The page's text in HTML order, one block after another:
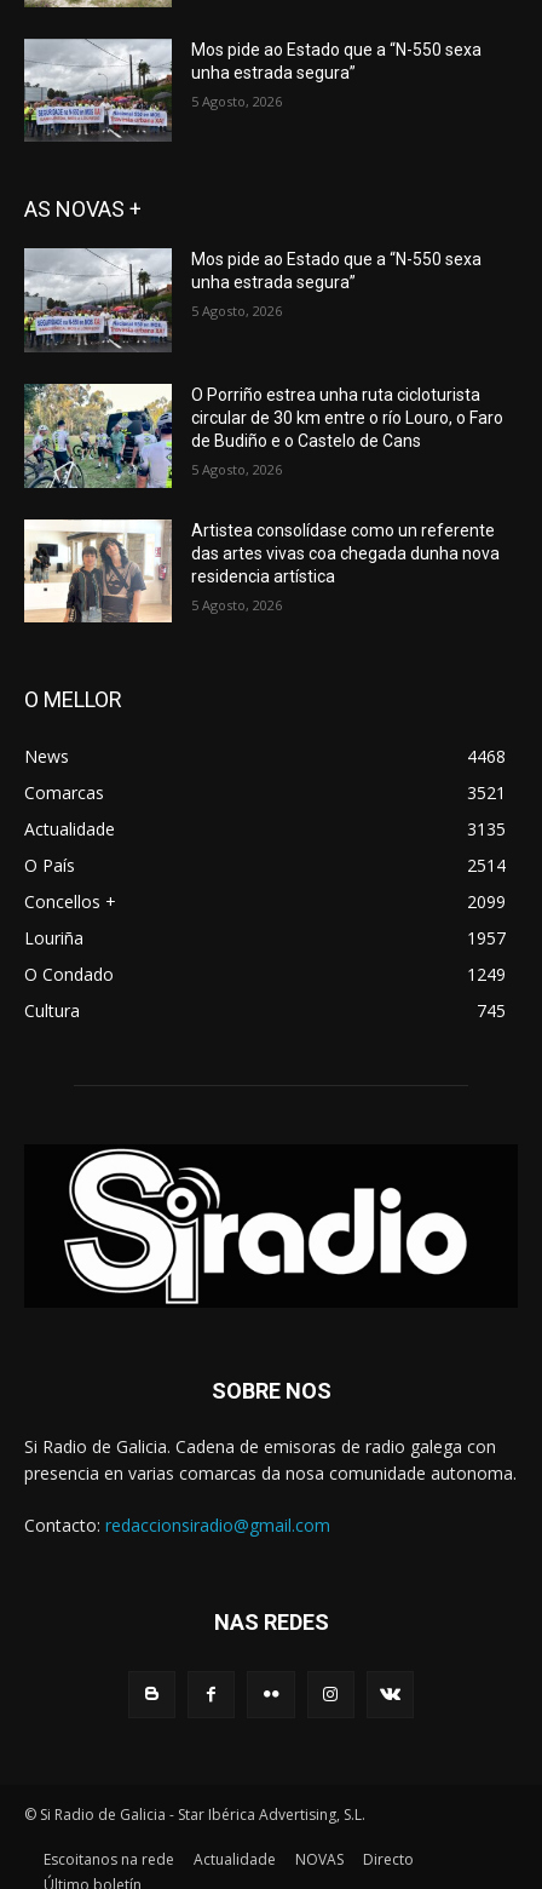
Mos pide ao Estado que a “N-550 sexa
unha estrada segura”
5 Agosto, 2026
AS NOVAS +
Mos pide ao Estado que a “N-550 sexa
unha estrada segura”
5 Agosto, 2026
O Porriño estrea unha ruta cicloturista
circular de 30 km entre o río Louro, o Faro
de Budiño e o Castelo de Cans
5 Agosto, 2026
Artistea consolídase como un referente
das artes vivas coa chegada dunha nova
residencia artística
5 Agosto, 2026
O MELLOR
News
4468
Comarcas
3521
Actualidade
3135
O País
2514
Concellos +
2099
Louriña
1957
O Condado
1249
Cultura
745
SOBRE NOS
Si Radio de Galicia. Cadena de emisoras de radio galega con
presencia en varias comarcas da nosa comunidade autonoma.
Contacto: redaccionsiradio@gmail.com
NAS REDES
© Si Radio de Galicia - Star Ibérica Advertising, S.L.
Escoitanos na rede Actualidade NOVAS
Directo
Último boletín